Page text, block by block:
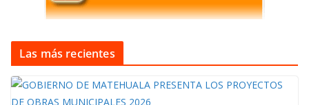
Las más recientes